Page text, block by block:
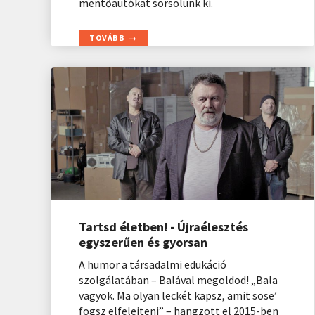
mentőautókat sorsolunk ki.
TOVÁBB
Tartsd életben! - Újraélesztés
egyszerűen és gyorsan
A humor a társadalmi edukáció
szolgálatában – Balával megoldod! „Bala
vagyok. Ma olyan leckét kapsz, amit sose’
fogsz elfelejteni” – hangzott el 2015-ben